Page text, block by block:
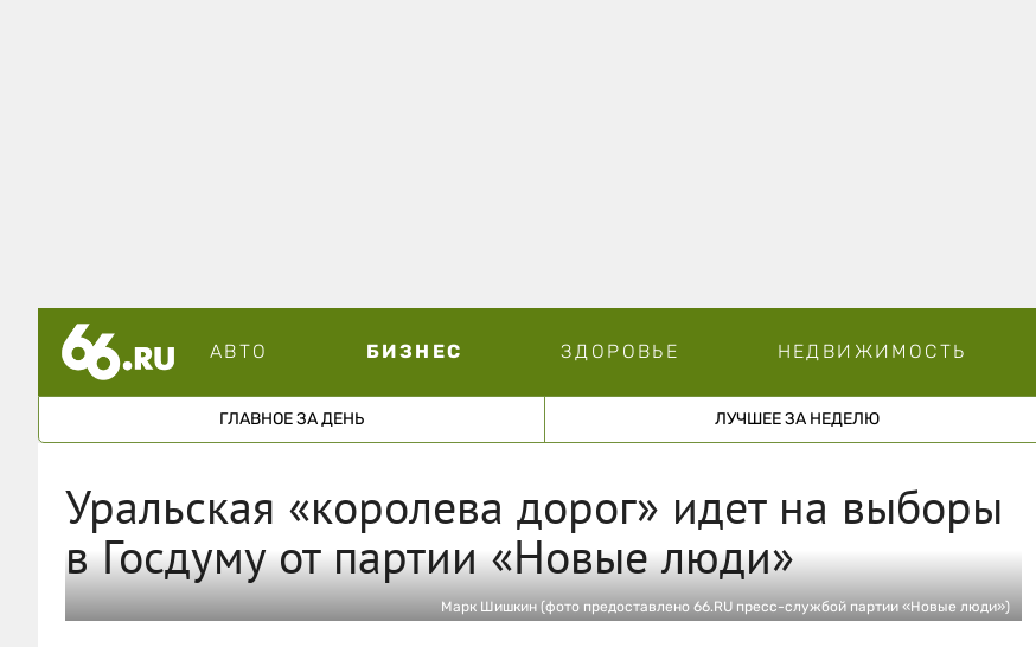
АВТО БИЗНЕС ЗДОРОВЬЕ НЕДВИЖИМОСТЬ
ГЛАВНОЕ ЗА ДЕНЬ ЛУЧШЕЕ ЗА НЕДЕЛЮ
Уральская «королева дорог» идет на выборы
в Госдуму от партии «Новые люди»
Марк Шишкин (фото предоставлено 66.RU пресс-службой партии «Новые люди»)